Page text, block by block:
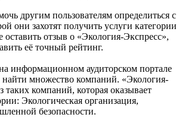
другим пользователям определиться с
они захотят получить услуги категории
отзыв о «Экология-Экспресс»,
её точный рейтинг.
информационном аудиторском портале
множество компаний. «Экология-
таких компаний, которая оказывает
Экологическая организация,
безопасности.